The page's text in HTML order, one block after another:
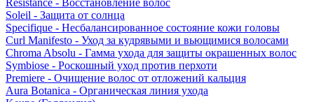
Resistance - Восстановление волос
Soleil - Защита от солнца
Specifique - Несбалансированное состояние кожи головы
Curl Manifesto - Уход за кудрявыми и вьющимися волосами
Chroma Absolu - Гамма ухода для защиты окрашенных волос
Symbiose - Роскошный уход против перхоти
Premiere - Очищение волос от отложений кальция
Aura Botanica - Органическая линия ухода